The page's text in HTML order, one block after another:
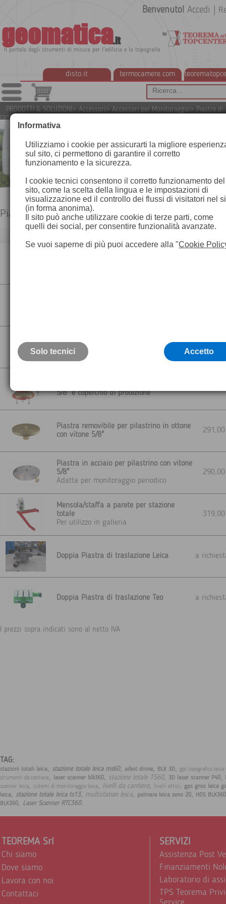
geomatica.it
Il portale degli strumenti di misura per l'edilizia e la topografia
disto.it termocamere.com
Benvenuto! Accedi
PRODOTTI & SOLUZIONI> Accessori> Accessori per Monitoraggio> Piastre di
centramento
Piastre di centramento
Primo Sistema al mondo studiato e
realizzato da esperti del settore
topografico.
5/8" e coperchio di protezione
Piastra removibile per pilastrino in ottone
con vitone 5/8"
Piastra in acciaio per pilastrino con vitone
5/8"
Adatta per monitoraggio periodico
Mensola/staffa a parete per stazione
totale
Per utilizzo in galleria
Doppia Piastra di traslazione Leica a
Doppia Piastra di traslazione Teo a
I prezzi sopra indicati sono al netto IVA
TAG:
stazioni totali leica, stazione totale leica ms60, aibot drone, BLK 3D,
gps topografico leica
strumenti da cantiere, laser scanner blk360, stazione totale TS60, 3D laser scanner P40,
scanner leica, sistemi di monitoraggio leica, livelli da cantiere, livelli ottici, gps gnss leica
leica, stazione totale leica ts13, multistation leica, palmare leica zeno 20,
HDS BLK360
BLK360, Laser Scanner RTC360.
TEOREMA Srl
Chi siamo
Dove siamo
Lavora con noi
Contattaci
SERVIZI
Assistenza Post
Finanziamenti
Laboratorio di
TPS Teorema
Informativa
Utilizziamo i cookie per assicurarti la migliore
sul sito, ci permettono di garantire il corretto
funzionamento e la sicurezza.
I cookie tecnici consentono il corretto funzionamento del
sito, come la scelta della lingua e le impostazioni di
visualizzazione ed il controllo dei flussi di visitatori nel
(in forma anonima).
Il sito può anche utilizzare cookie di terze parti, come
quelli dei social, per consentire funzionalità avanzate.
Se vuoi saperne di più puoi accedere alla "Cookie
Solo tecnici Accetto